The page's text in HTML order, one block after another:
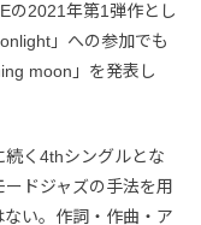
の2021年第1弾作とし
」への参加でも
moon」を発表し
続く4thシングルとな
ドジャズの手法を用
い。作詞・作曲・ア